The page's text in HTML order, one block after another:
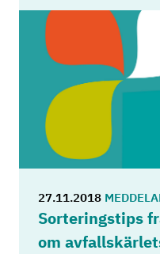
27.11.2018
Sor­te­rings­tips
om